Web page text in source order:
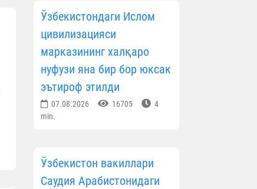
Ўзбекистондаги Ислом
цивилизацияси
марказининг халқаро
нуфузи яна бир бор юксак
эътироф этилди
07.08.2026 16705
4
min.
Ўзбекистон вакиллари
Саудия Арабистонидаги